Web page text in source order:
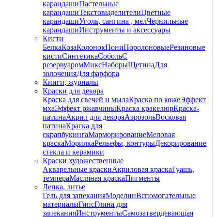
карандашиПастельные
карандашиТекстовыделителиЦветные
карандашиУголь, сангина , мелЧернильные
карандашиИнструменты и аксессуары
Кисти
БелкаКозаКолонокПониПоролоновыеРезиновые
кистиСинтетикаСобольС
резервуаромМиксНаборыЩетинаДля
золоченияДля фарфора
Книги, журналы
Краски для декора
Краска для свечей и мылаКраска по кожеЭффект
мхаЭффект ржавчиныКраска кракелюрКраска-
патинаАкрил для декораАэрозольВосковая
патинаКраска для
скрапбукингаМарморированиеМеловая
краскаМорилкаРельефы, контурыДекорирование
стекла и керамики
Краски художественные
Акварельные краскиАкриловая краскаГуашь,
темпераМасляная краскаПигменты
Лепка, литье
Гель для запеканияМоделинВспомогательные
материалыГипсГлина для
запеканияИнструментыСамозатвердевающая